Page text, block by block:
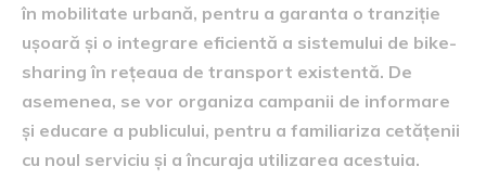
în mobilitate urbană, pentru a garanta o tranziție
ușoară și o integrare eficientă a sistemului de bike-
sharing în rețeaua de transport existentă. De
asemenea, se vor organiza campanii de informare
și educare a publicului, pentru a familiariza cetățenii
cu noul serviciu și a încuraja utilizarea acestuia.